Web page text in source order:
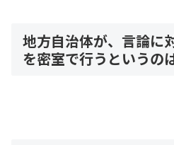
地方自治体が、言論に
を密室で行うというの